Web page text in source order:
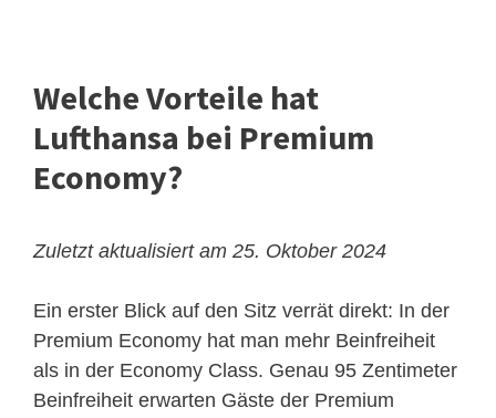
Welche Vorteile hat
Lufthansa bei Premium
Economy?
Zuletzt aktualisiert am 25. Oktober 2024
Ein erster Blick auf den Sitz verrät direkt: In der
Premium Economy hat man mehr Beinfreiheit
als in der Economy Class. Genau 95 Zentimeter
Beinfreiheit erwarten Gäste der Premium